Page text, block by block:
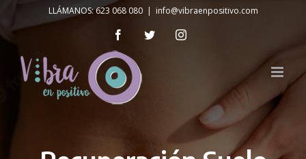
content
LLÁMANOS: 623 068 080 | info@vibraenpositivo.com
FacebookTwitterInstagram